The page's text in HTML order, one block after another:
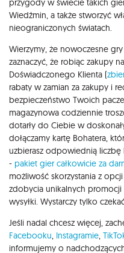
przygody w świecie takich
Wiedźmin, a także stworzyć
nieograniczonych światach.
Wierzymy, że nowoczesne
zaznaczyć, że robiąc zakupy
Doświadczonego Klienta (
rabaty w zamian za zakupy i
bezpieczeństwo Twoich
magazynowa codziennie
dotarły do Ciebie w
dołączamy kartę Bohatera,
uzbierasz odpowiednią liczbę
- pakiet gier całkowicie za
możliwość skorzystania z
zdobycia unikalnych
wysyłki. Wystarczy tylko
Jeśli nadal chcesz więcej,
Facebooku, Instagramie,
informujemy o